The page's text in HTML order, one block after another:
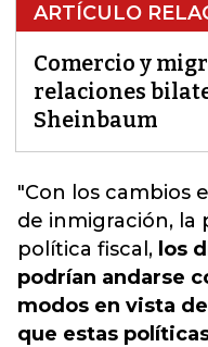
ARTÍCULO
Comercio y
relaciones
Sheinbaum
"Con los cambios
de inmigración, la
política fiscal, los
podrían andarse
modos en vista
que estas